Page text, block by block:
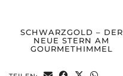
SCHWARZGOLD – DER
NEUE STERN AM
GOURMETHIMMEL